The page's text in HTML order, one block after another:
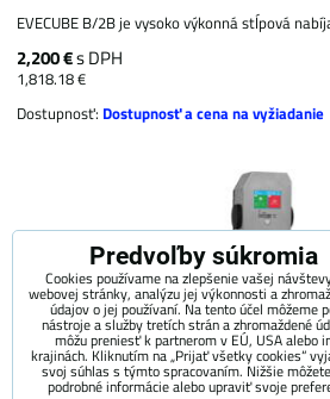
EVECUBE B/2B je vysoko výkonná stĺpová
2,200 €s DPH
1,818.18 €
Dostupnosť: Dostupnosť a cena na vyžiadanie
Predvoľby súkromia
Cookies používame na zlepšenie vašej
webovej stránky, analýzu jej výkonnosti a
údajov o jej používaní. Na tento účel môžeme
nástroje a služby tretích strán a zhromaždené
môžu preniesť k partnerom v EÚ, USA alebo
krajinách. Kliknutím na „Prijať všetky cookies“
svoj súhlas s týmto spracovaním. Nižšie
podrobné informácie alebo upraviť svoje